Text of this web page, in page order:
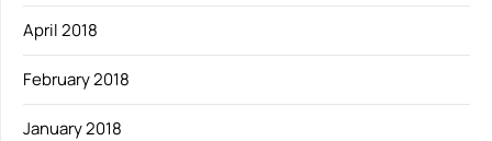
April 2018
February 2018
January 2018